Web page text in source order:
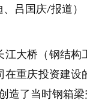
、吕国庆/报道）
江大桥（钢结
在重庆投资建
造了当时钢箱